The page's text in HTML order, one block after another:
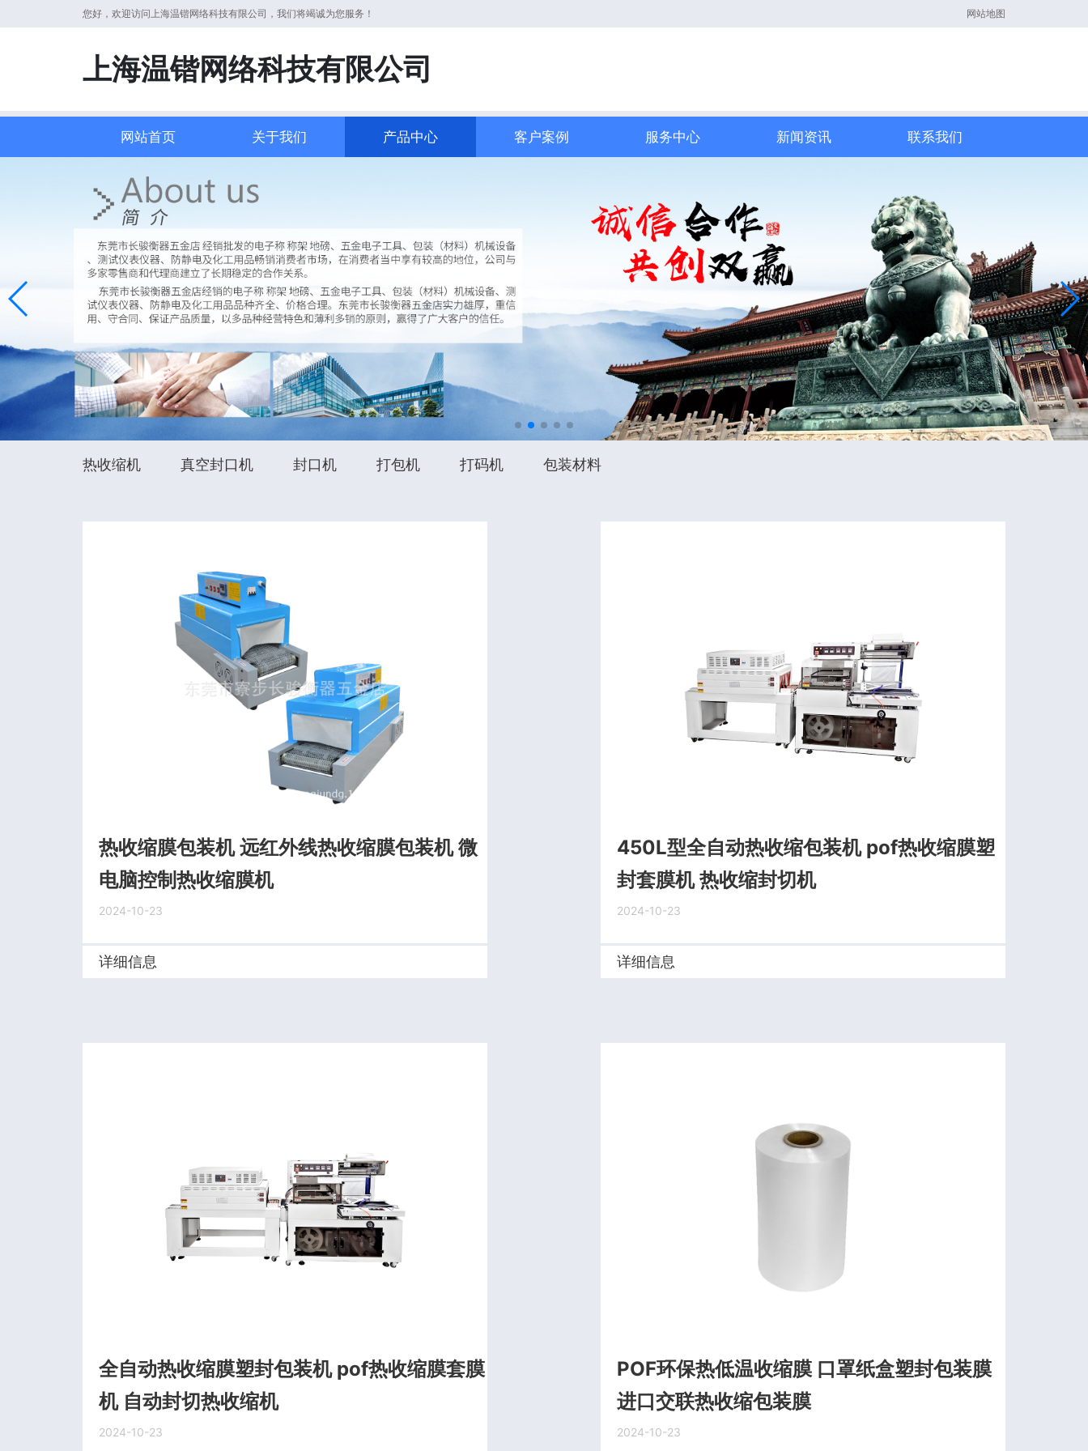
您好，欢迎访问上海温锴网络科技有限公司，我们将竭诚为您服务！ 网站地图
上海温锴网络科技有限公司
网站首页 关于我们 产品中心 客户案例 服务中心 新闻资讯 联系我们
热收缩机 真空封口机 封口机 打包机 打码机 包装材料
热收缩膜包装机 远红外线热收缩膜包装机 微
电脑控制热收缩膜机
2024-10-23
详细信息
450L型全自动热收缩包装机 pof热收缩膜塑
封套膜机 热收缩封切机
2024-10-23
详细信息
全自动热收缩膜塑封包装机 pof热收缩膜套膜
机 自动封切热收缩机
2024-10-23
POF环保热低温收缩膜 口罩纸盒塑封包装膜
进口交联热收缩包装膜
2024-10-23